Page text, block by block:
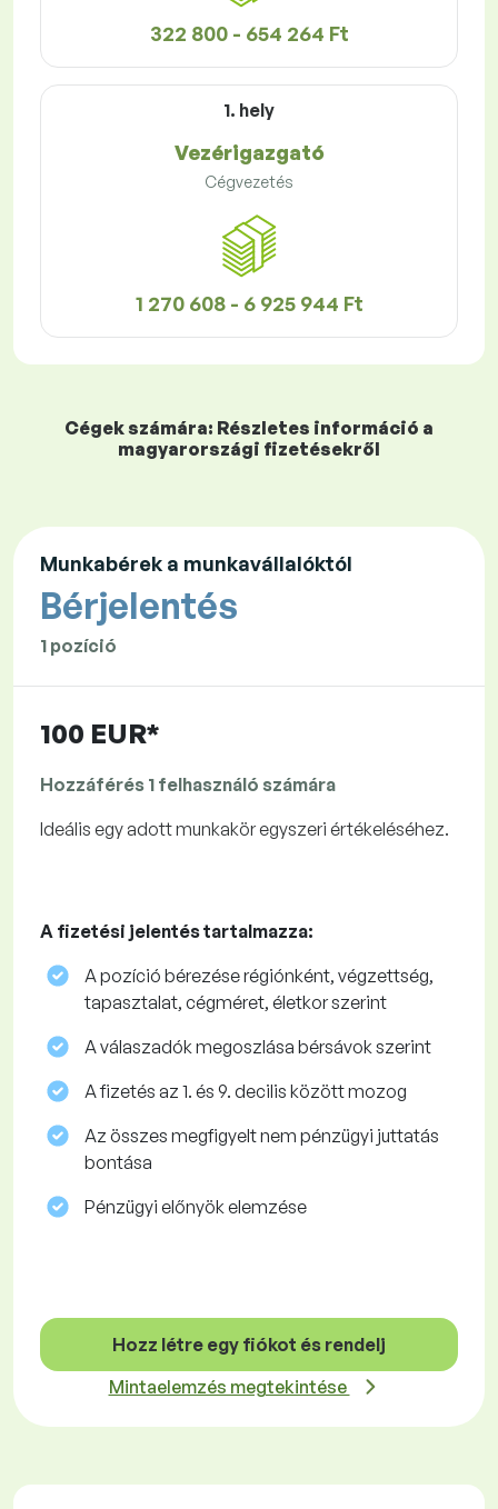
322 800 - 654 264 Ft
1. hely
Vezérigazgató
Cégvezetés
1 270 608 - 6 925 944 Ft
Cégek számára: Részletes információ a
magyarországi fizetésekről
Munkabérek a munkavállalóktól
Bérjelentés
1 pozíció
100 EUR*
Hozzáférés 1 felhasználó számára
Ideális egy adott munkakör egyszeri értékeléséhez.
A fizetési jelentés tartalmazza:
A pozíció bérezése régiónként, végzettség,
tapasztalat, cégméret, életkor szerint
A válaszadók megoszlása ​​bérsávok szerint
A fizetés az 1. és 9. decilis között mozog
Az összes megfigyelt nem pénzügyi juttatás
bontása
Pénzügyi előnyök elemzése
Hozz létre egy fiókot és rendelj
Mintaelemzés megtekintése